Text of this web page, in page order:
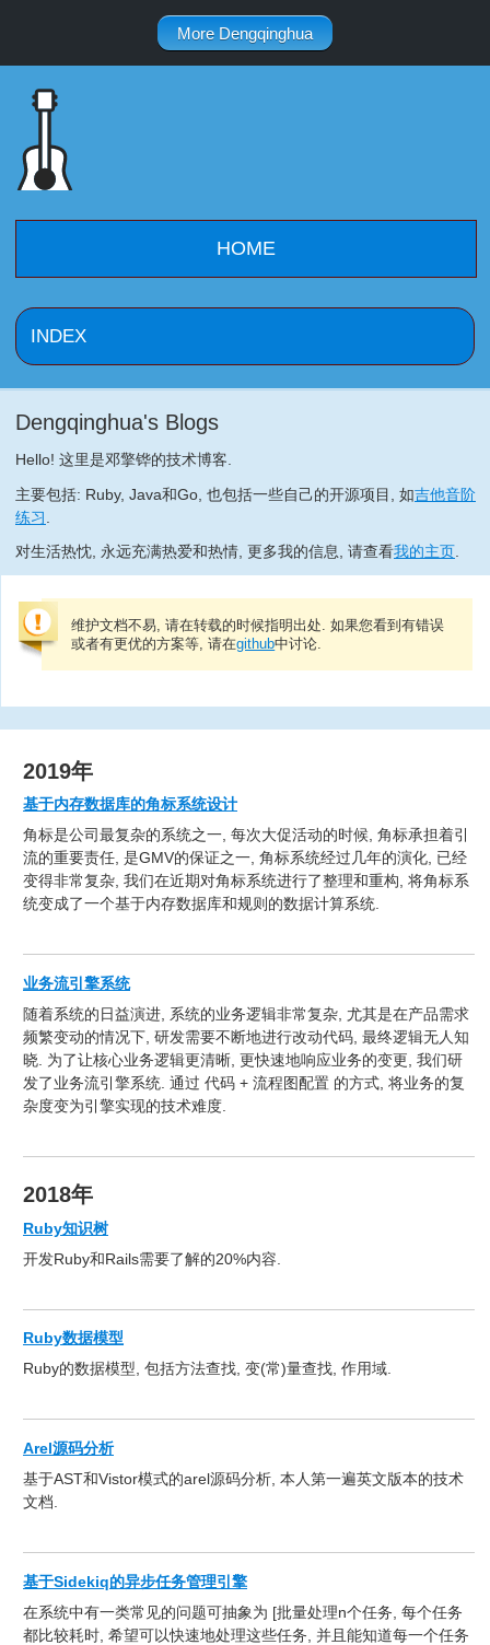
More Dengqinghua
HOME
Dengqinghua's Blogs
Hello! 这里是邓擎铧的技术博客.
主要包括: Ruby, Java和Go, 也包括一些自己的开源项目, 如吉他音阶
练习
对生活热忱, 永远充满热爱和热情, 更多我的信息, 请查看我的主页.
维护文档不易, 请在转载的时候指明出处. 如果您看到有错误
或者有更优的方案等, 请在github中讨论.
2019年
基于内存数据库的角标系统设计
角标是公司最复杂的系统之一, 每次大促活动的时候, 角标承担着引
流的重要责任, 是GMV的保证之一, 角标系统经过几年的演化, 已经
变得非常复杂, 我们在近期对角标系统进行了整理和重构, 将角标系
统变成了一个基于内存数据库和规则的数据计算系统.
业务流引擎系统
随着系统的日益演进, 系统的业务逻辑非常复杂, 尤其是在产品需求
频繁变动的情况下, 研发需要不断地进行改动代码, 最终逻辑无人知
晓. 为了让核心业务逻辑更清晰, 更快速地响应业务的变更, 我们研
发了业务流引擎系统. 通过 代码 + 流程图配置 的方式, 将业务的复
杂度变为引擎实现的技术难度.
2018年
Ruby知识树
开发Ruby和Rails需要了解的20%内容.
Ruby数据模型
Ruby的数据模型, 包括方法查找, 变(常)量查找, 作用域.
Arel源码分析
基于AST和Vistor模式的arel源码分析, 本人第一遍英文版本的技术
文档.
基于Sidekiq的异步任务管理引擎
在系统中有一类常见的问题可抽象为 [批量处理n个任务, 每个任务
都比较耗时, 希望可以快速地处理这些任务, 并且能知道每一个任务